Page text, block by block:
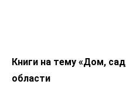
Книги на тему «Дом,
области